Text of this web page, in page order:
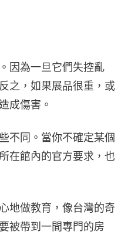
因為一旦它們失控亂
之，如果展品很重，或
成傷害。
不同。當你不確定某個
在館內的官方要求，也
地做教育，像台灣的奇
被帶到一間專門的房